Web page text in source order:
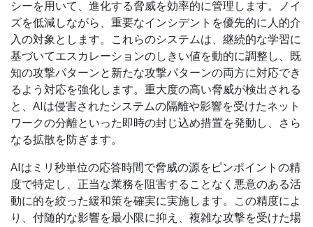
シーを用いて、進化する脅威を効率的に管理します。ノイ
ズを低減しながら、重要なインシデントを優先的に人的介
入の対象とします。これらのシステムは、継続的な学習に
基づいてエスカレーションのしきい値を動的に調整し、既
知の攻撃パターンと新たな攻撃パターンの両方に対応でき
るよう対応を強化します。重大度の高い脅威が検出される
と、AIは侵害されたシステムの隔離や影響を受けたネット
ワークの分離といった即時の封じ込め措置を発動し、さら
なる拡散を防ぎます。
AIはミリ秒単位の応答時間で脅威の源をピンポイントの精
度で特定し、正当な業務を阻害することなく悪意のある活
動に的を絞った緩和策を確実に実施します。この精度によ
り、付随的な影響を最小限に抑え、複雑な攻撃を受けた場